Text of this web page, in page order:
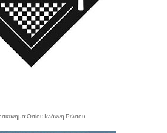
Οσίου Ιωάννη Ρώσου -